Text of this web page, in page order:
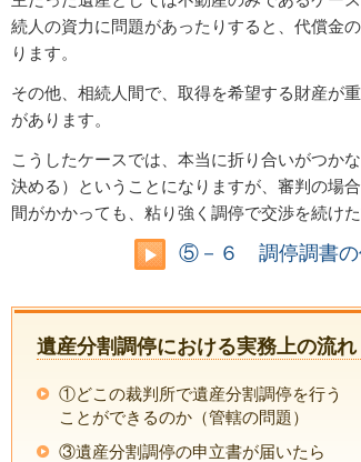
続人の資力に問題があったりすると、代償金
ります。
その他、相続人間で、取得を希望する財産が
があります。
こうしたケースでは、本当に折り合いがつか
決める）ということになりますが、審判の場
間がかかっても、粘り強く調停で交渉を続け
⑤－６ 調停調書の
遺産分割調停における実務上の流れ
①どこの裁判所で遺産分割調停を行う
ことができるのか（管轄の問題）
③遺産分割調停の申立書が届いたら